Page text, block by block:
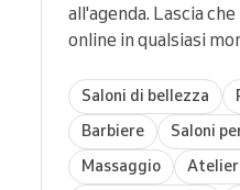
all'agenda. Lascia
online in qualsiasi
Saloni di bellezza
Barbiere
Saloni
Massaggio
Atelier